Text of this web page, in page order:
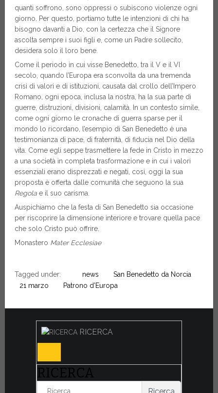
quanti soffrono, sono oppressi o subiscono violenze ogni
giorno. Per questo, portiamo tutte le intenzioni di chi ha
bisogno davanti a Dio, con la certezza che il Signore
ascolta sempre i suoi figli e, come un Padre sollecito,
desidera solo il loro bene.
Come il periodo in cui visse Benedetto, tra il V e il VI
secolo, quando l’Europa era sconvolta da una tremenda
crisi di valori e di istituzioni, causata dal crollo dell’Impero
Romano, ogni epoca, inclusa la nostra, ha la sua parte di
guerre, distruzioni, divisioni, calamità. In un contesto simile,
come ogni giorno le cronache di guerra sparse per il
mondo lo ricordano, l’esempio di San Benedetto è una
testimonianza di pace, di fraternità, di fiducia nel Dio della
vita. Come egli seppe trasmettere la fede in Cristo in mezzo
a una società in completa trasformazione e in cui i valori
essenziali erano disprezzati e negati, così, oggi la sua
proposta è offerta dalle comunità che seguono la sua
Regola e il suo carisma.
Auspichiamo che la festa di San Benedetto sia occasione
per riscoprire la dimensione interiore e trovare quella pace
che solo Cristo può offrire.
Monastero Mater Ecclesiae
Tagged under: news
San Benedetto da Norcia
21 marzo
Patrono d’Europa
RICERCA
RICERCA
Ricerca